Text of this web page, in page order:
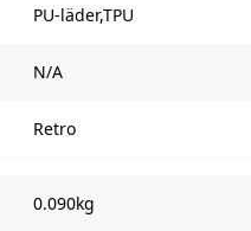
PU-läder,TPU
N/A
Retro
0.090kg